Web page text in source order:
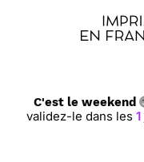
C'est le weekend
validez-le dans les 1